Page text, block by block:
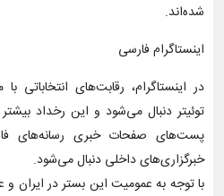
شده‌اند.
اینستاگرام فارسی
در اینستاگرام، رقابت‌های انتخاباتی
توئیتر دنبال می‌شود و این رخداد
پست‌های صفحات خبری رسانه‌های
خبرگزاری‌های داخلی دنبال می‌شود.
با توجه به عمومیت این بستر در ایران